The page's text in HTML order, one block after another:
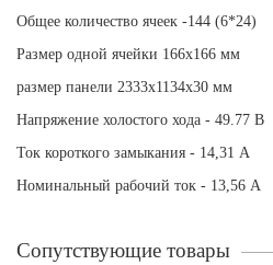
Общее количество ячеек -144 (6*24)
Размер одной ячейки 166х166 мм
размер панели 2333х1134х30 мм
Напряжение холостого хода - 49.77 В
Ток короткого замыкания - 14,31 А
Номинальный рабочий ток - 13,56 А
Сопутствующие товары